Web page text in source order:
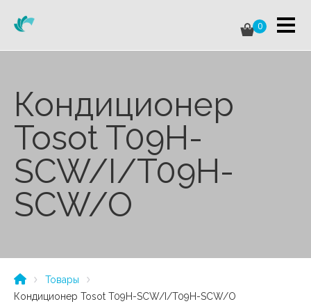
0
Кондиционер
Tosot T09H-
SCW/I/T09H-
SCW/O
Товары
Кондиционер Tosot T09H-SCW/I/T09H-SCW/O